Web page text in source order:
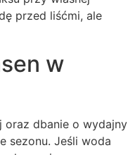
przed liśćmi, ale
w
oraz dbanie o wydajny
sezonu. Jeśli woda